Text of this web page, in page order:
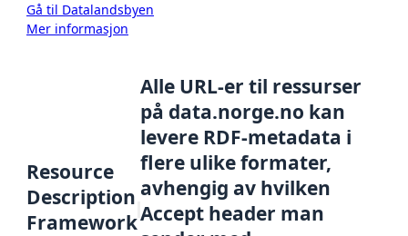
Gå til Datalandsbyen
Mer informasjon
Resource
Description
Framework
Alle URL-er til ressurser
på data.norge.no kan
levere RDF-metadata i
flere ulike formater,
avhengig av hvilken
Accept header man